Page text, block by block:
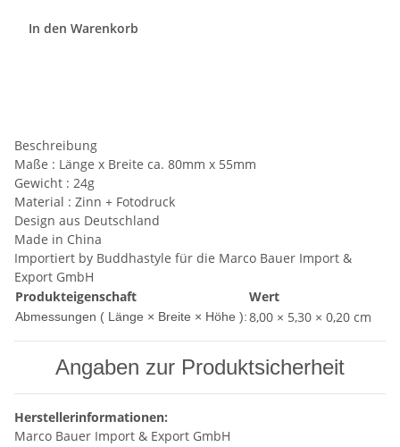
In den Warenkorb
Beschreibung
Maße : Länge x Breite ca. 80mm x 55mm
Gewicht : 24g
Material : Zinn + Fotodruck
Design aus Deutschland
Made in China
Importiert by Buddhastyle für die Marco Bauer Import &
Export GmbH
Produkteigenschaft
Wert
Abmessungen ( Länge × Breite × Höhe ):8,00 × 5,30 × 0,20 cm
Angaben zur Produktsicherheit
Herstellerinformationen:
Marco Bauer Import & Export GmbH